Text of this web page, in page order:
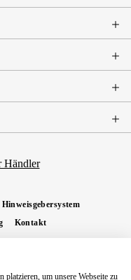
Hinweisgebersystem
Kontakt
angegeben.
platzieren, um unsere Webseite zu